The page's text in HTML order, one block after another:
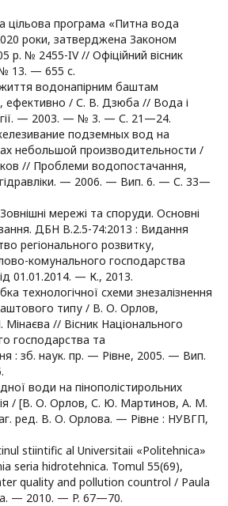
цільова програма «Питна вода
роки, затверджена Законом
р. № 2455-IV // Офіційний вісник
13. — 655 с.
водонапірним баштам
ефективно / С. В. Дзюба // Вода і
— 2003. — № 3. — С. 21—24.
подземных вод на
небольшой производительности /
// Проблеми водопостачання,
— 2006. — Вип. 6. — С. 33—
мережі та споруди. Основні
ДБН В.2.5-74:2013 : Видання
регіонального розвитку,
комунального господарства
01.01.2014. — К., 2013.
технологічної схеми знезалізнення
типу / В. О. Орлов,
// Вісник Національного
господарства та
: зб. наук. пр. — Рівне, 2005. — Вип.
води на пінополістирольних
/ [В. О. Орлов, С. Ю. Мартинов, А. М.
ред. В. О. Орлова. — Рівне : НУВГП,
stiintific al Universitaii «Politehnica»
seria hidrotehnica. Tomul 55(69),
quality and pollution countrol / Paula
— 2010. — P. 67—70.